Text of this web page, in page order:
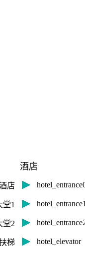
酒店
店
1
堂2
梯 hotel_elevator